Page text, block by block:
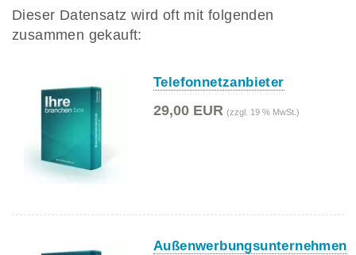
Dieser Datensatz wird oft mit folgenden
zusammen gekauft:
Telefonnetzanbieter
29,00 EUR (zzgl. 19 % MwSt.)
Außenwerbungsunternehmen